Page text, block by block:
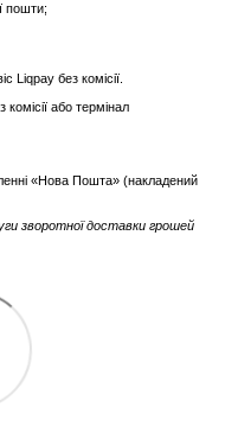
пошти;
Liqpay без комісії.
або термінал
«Нова Пошта» (накладений
зворотної доставки грошей